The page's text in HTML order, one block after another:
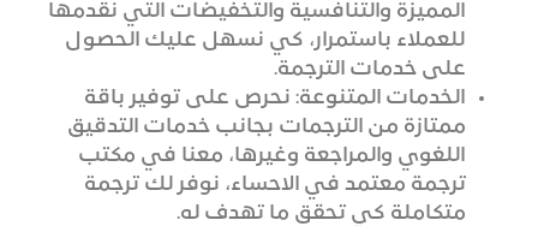
المميزة والتنافسية والتخفيضات التي نقدمها
للعملاء باستمرار، كي نسهل عليك الحصول
على خدمات الترجمة.
الخدمات المتنوعة: نحرص على توفير باقة
ممتازة من الترجمات بجانب خدمات التدقيق
اللغوي والمراجعة وغيرها، معنا في مكتب
ترجمة معتمد في الاحساء، نوفر لك ترجمة
متكاملة كي تحقق ما تهدف له.